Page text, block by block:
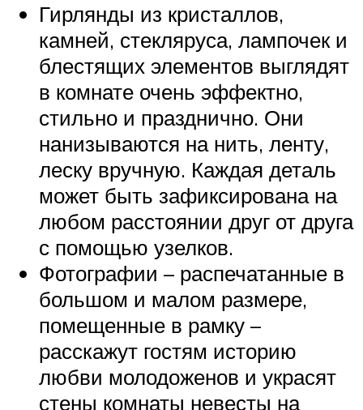
Гирлянды из кристаллов,
камней, стекляруса, лампочек и
блестящих элементов выглядят
в комнате очень эффектно,
стильно и празднично. Они
нанизываются на нить, ленту,
леску вручную. Каждая деталь
может быть зафиксирована на
любом расстоянии друг от друга
с помощью узелков.
Фотографии – распечатанные в
большом и малом размере,
помещенные в рамку –
расскажут гостям историю
любви молодоженов и украсят
стены комнаты невесты на